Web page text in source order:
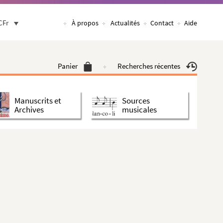
À propos Actualités Contact Aide
Panier Recherches récentes
Manuscrits et
Archives
Sources
musicales